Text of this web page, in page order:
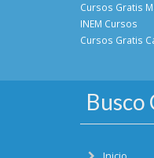
Cursos Gratis
INEM Cursos
Cursos Gratis
Busco